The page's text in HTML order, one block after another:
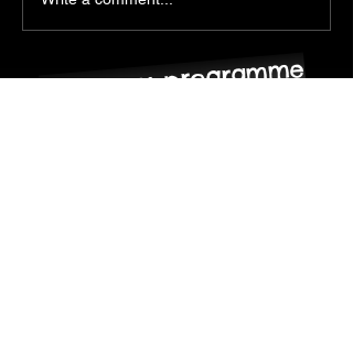
retour au programme